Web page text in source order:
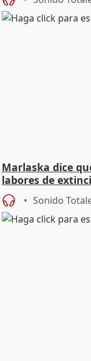
Marlaska dice
labores de
Sonido